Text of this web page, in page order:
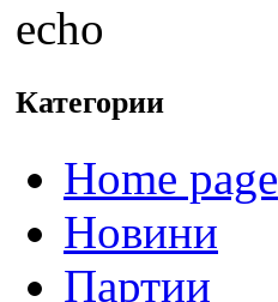
echo
Категории
Home page
Новини
Партии